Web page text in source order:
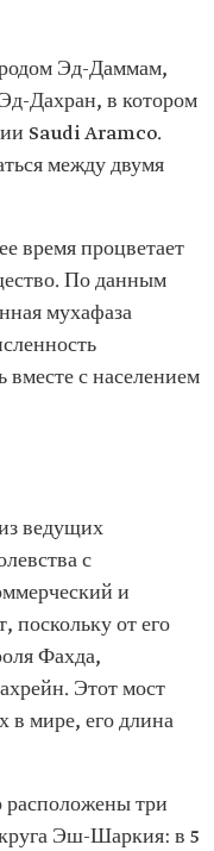
Эд-Даммам,
Дахран, в котором
Saudi Aramco.
между двумя
время процветает
По данным
мухафаза
вместе с населением
ведущих
с
и
поскольку от его
Фахда,
Этот мост
в мире, его длина
расположены три
Эш-Шаркия: в 5